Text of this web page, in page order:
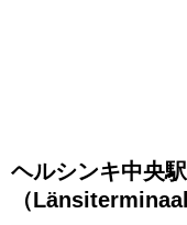
ヘルシンキ中央
（